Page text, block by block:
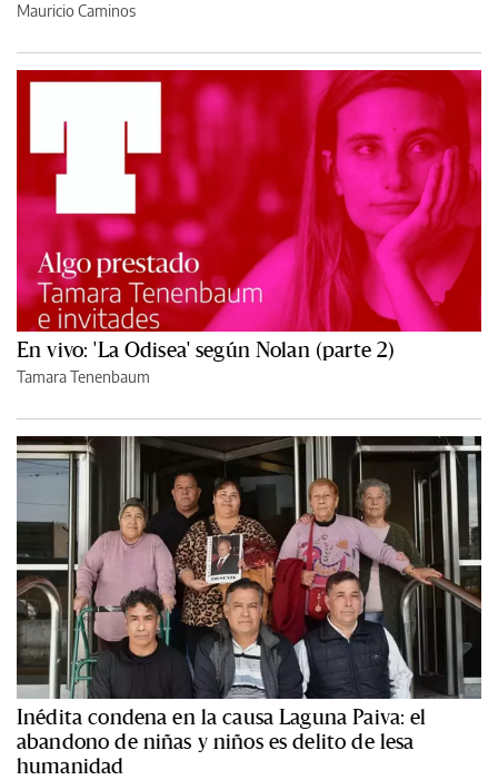
Mauricio Caminos
En vivo: 'La Odisea' según Nolan (parte 2)
Tamara Tenenbaum
Inédita condena en la causa Laguna Paiva: el
abandono de niñas y niños es delito de lesa
humanidad